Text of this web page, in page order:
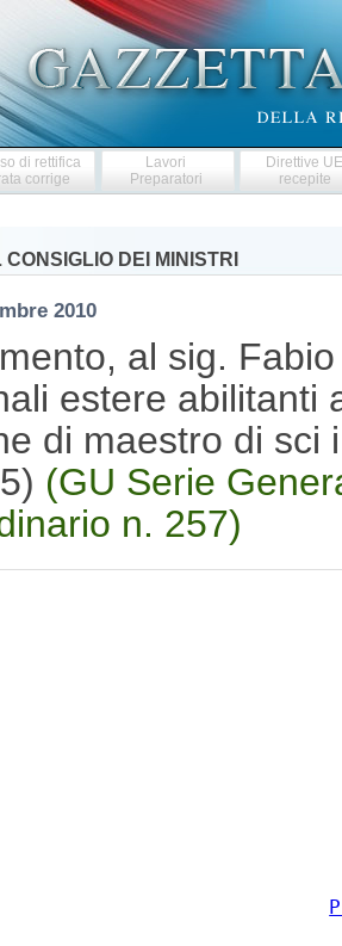
di rettifica
corrige
Lavori
Preparatori
Direttive
recepite
DEI MINISTRI
2010
al sig.
estere abilitanti
di maestro di sci
(GU Serie
n. 257)